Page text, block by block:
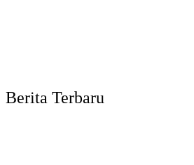
Berita Terbaru